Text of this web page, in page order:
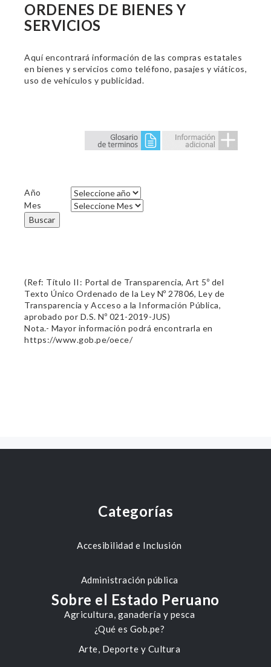
ORDENES DE BIENES Y
SERVICIOS
Aquí encontrará información de las compras estatales
en bienes y servicios como teléfono, pasajes y viáticos,
uso de vehículos y publicidad.
Año
Mes
Buscar
(Ref: Título II: Portal de Transparencia, Art 5º del
Texto Único Ordenado de la Ley Nº 27806, Ley de
Transparencia y Acceso a la Información Pública,
aprobado por D.S. Nº 021-2019-JUS)
Nota.- Mayor información podrá encontrarla en
https://www.gob.pe/oece/
Categorías
Accesibilidad e Inclusión
Administración pública
Agricultura, ganadería y pesca
Arte, Deporte y Cultura
Sobre el Estado Peruano
¿Qué es Gob.pe?